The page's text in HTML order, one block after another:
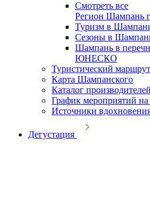
Смотреть все
Регион Шампань
Туризм в
Сезоны в
Шампань в
ЮНЕСКО
Туристический
Карта Шампанского
Каталог
График мероприятий
Источники
Дегустация